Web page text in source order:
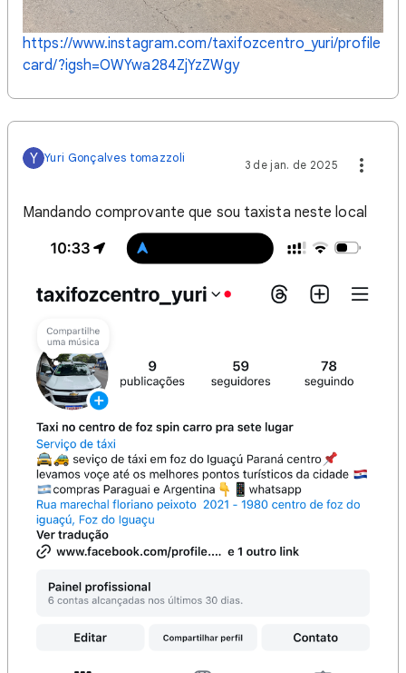
https://www.instagram.com/taxifozcentro_yuri/profile
card/?igsh=OWYwa284ZjYzZWgy
Y Yuri Gonçalves tomazzoli 3 de jan. de 2025
Mandando comprovante que sou taxista neste local